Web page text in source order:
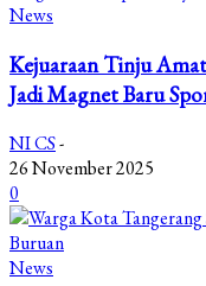
News
Kejuaraan Tinju
Jadi Magnet Baru
NI CS-
26 November 2025
0
News